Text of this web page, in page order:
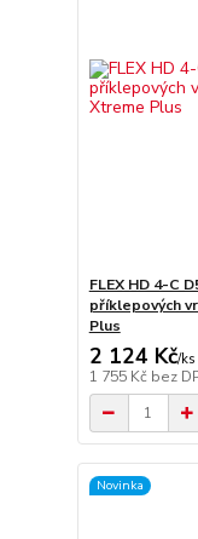
FLEX HD 4-C
příklepových
Plus
2 124 Kč/ks
1 755 Kč bez
Novinka